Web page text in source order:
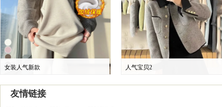
女装人气新款 人气宝贝2
友情链接